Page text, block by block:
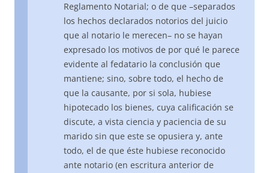
Reglamento Notarial; o de que –separados
los hechos declarados notorios del juicio
que al notario le merecen– no se hayan
expresado los motivos de por qué le parece
evidente al fedatario la conclusión que
mantiene; sino, sobre todo, el hecho de
que la causante, por si sola, hubiese
hipotecado los bienes, cuya calificación se
discute, a vista ciencia y paciencia de su
marido sin que este se opusiera y, ante
todo, el de que éste hubiese reconocido
ante notario (en escritura anterior de